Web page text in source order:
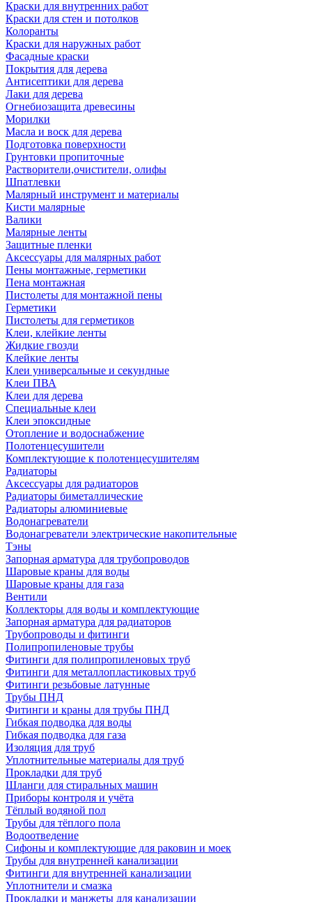
Краски для внутренних работ
Краски для стен и потолков
Колоранты
Краски для наружных работ
Фасадные краски
Покрытия для дерева
Антисептики для дерева
Лаки для дерева
Огнебиозащита древесины
Морилки
Масла и воск для дерева
Подготовка поверхности
Грунтовки пропиточные
Растворители,очистители, олифы
Шпатлевки
Малярный инструмент и материалы
Кисти малярные
Валики
Малярные ленты
Защитные пленки
Аксессуары для малярных работ
Пены монтажные, герметики
Пена монтажная
Пистолеты для монтажной пены
Герметики
Пистолеты для герметиков
Клеи, клейкие ленты
Жидкие гвозди
Клейкие ленты
Клеи универсальные и секундные
Клеи ПВА
Клеи для дерева
Специальные клеи
Клеи эпоксидные
Отопление и водоснабжение
Полотенцесушители
Комплектующие к полотенцесушителям
Радиаторы
Аксессуары для радиаторов
Радиаторы биметаллические
Радиаторы алюминиевые
Водонагреватели
Водонагреватели электрические накопительные
Тэны
Запорная арматура для трубопроводов
Шаровые краны для воды
Шаровые краны для газа
Вентили
Коллекторы для воды и комплектующие
Запорная арматура для радиаторов
Трубопроводы и фитинги
Полипропиленовые трубы
Фитинги для полипропиленовых труб
Фитинги для металлопластиковых труб
Фитинги резьбовые латунные
Трубы ПНД
Фитинги и краны для трубы ПНД
Гибкая подводка для воды
Гибкая подводка для газа
Изоляция для труб
Уплотнительные материалы для труб
Прокладки для труб
Шланги для стиральных машин
Приборы контроля и учёта
Тёплый водяной пол
Трубы для тёплого пола
Водоотведение
Сифоны и комплектующие для раковин и моек
Трубы для внутренней канализации
Фитинги для внутренней канализации
Уплотнители и смазка
Прокладки и манжеты для канализации